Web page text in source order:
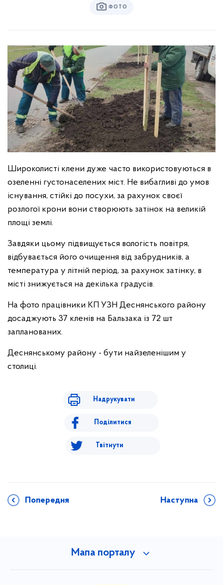
ФОТО
Широколисті клени дуже часто використовуються в
озеленні густонаселених міст. Не вибагливі до умов
існування, стійкі до посухи, за рахунок своєї
розлогої крони вони створюють затінок на великій
площі землі.
Завдяки цьому підвищується вологість повітря,
відбувається його очищення від забрудників, а
температура у літній період, за рахунок затінку, в
місті знижується на декілька градусів.
На фото працівники КП УЗН Деснянського району
досаджують 37 кленів на Бальзака із 72 шт
запланованих.
Деснянському району - бути найзеленішим у
столиці.
Надрукувати
Поділитися
Твітнути
Попередня Наступна
Мапа порталу